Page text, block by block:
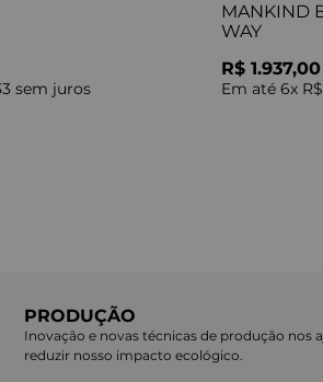
sem juros
MANKIND
WAY
R$ 1.937,00
Em até 6x
PRODUÇÃO
Inovação e novas técnicas de produção nos
reduzir nosso impacto ecológico.